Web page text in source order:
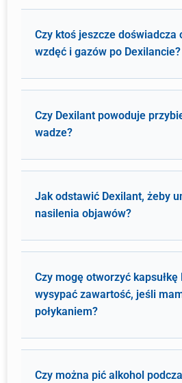
Czy ktoś jeszcze doświadcza
wzdęć i gazów po Dexilancie?
Czy Dexilant powoduje
wadze?
Jak odstawić Dexilant, żeby
nasilenia objawów?
Czy mogę otworzyć kapsułkę
wysypać zawartość, jeśli
połykaniem?
Czy można pić alkohol